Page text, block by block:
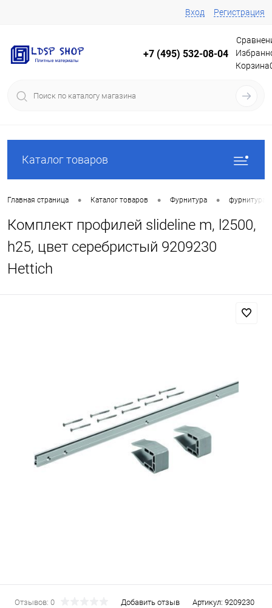
Вход Регистрация
+7 (495) 532-08-04
Корзина
Каталог товаров
Главная страница • Каталог товаров • Фурнитура • фурнитура
Комплект профилей slideline m, l2500,
h25, цвет серебристый 9209230
Hettich
Отзывов: 0 Добавить отзыв Артикул: 9209230